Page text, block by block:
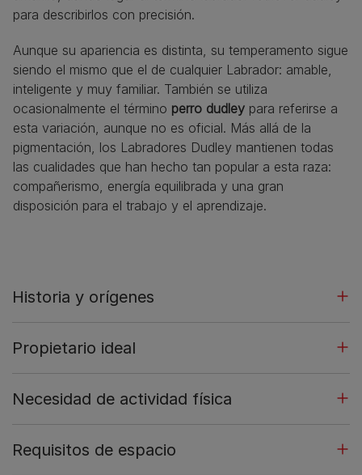
para describirlos con precisión.
Aunque su apariencia es distinta, su temperamento sigue
siendo el mismo que el de cualquier Labrador: amable,
inteligente y muy familiar. También se utiliza
ocasionalmente el término perro dudley para referirse a
esta variación, aunque no es oficial. Más allá de la
pigmentación, los Labradores Dudley mantienen todas
las cualidades que han hecho tan popular a esta raza:
compañerismo, energía equilibrada y una gran
disposición para el trabajo y el aprendizaje.
Historia y orígenes
Propietario ideal
Necesidad de actividad física
Requisitos de espacio